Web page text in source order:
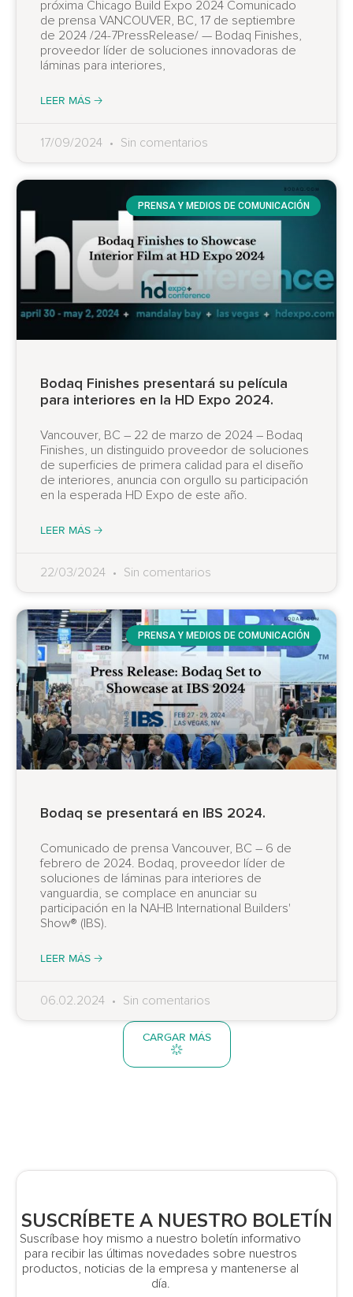
próxima Chicago Build Expo 2024 Comunicado
de prensa VANCOUVER, BC, 17 de septiembre
de 2024 /24-7PressRelease/ — Bodaq Finishes,
proveedor líder de soluciones innovadoras de
láminas para interiores,
LEER MÁS 🡢
17/09/2024 Sin comentarios
PRENSA Y MEDIOS DE COMUNICACIÓN
Bodaq Finishes presentará su película
para interiores en la HD Expo 2024.
Vancouver, BC – 22 de marzo de 2024 – Bodaq
Finishes, un distinguido proveedor de soluciones
de superficies de primera calidad para el diseño
de interiores, anuncia con orgullo su participación
en la esperada HD Expo de este año.
LEER MÁS 🡢
22/03/2024 Sin comentarios
PRENSA Y MEDIOS DE COMUNICACIÓN
Bodaq se presentará en IBS 2024.
Comunicado de prensa Vancouver, BC – 6 de
febrero de 2024. Bodaq, proveedor líder de
soluciones de láminas para interiores de
vanguardia, se complace en anunciar su
participación en la NAHB International Builders'
Show® (IBS).
LEER MÁS 🡢
06.02.2024 Sin comentarios
CARGAR MÁS
SUSCRÍBETE A NUESTRO BOLETÍN
Suscríbase hoy mismo a nuestro boletín informativo
para recibir las últimas novedades sobre nuestros
productos, noticias de la empresa y mantenerse al
día.